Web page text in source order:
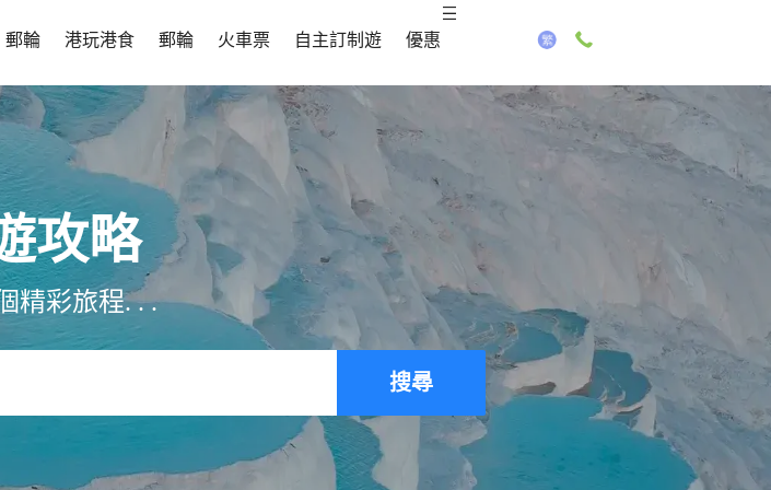
郵輪 港玩港食 郵輪 火車票 自主訂制遊 優惠
攻略
精彩旅程. . .
搜尋